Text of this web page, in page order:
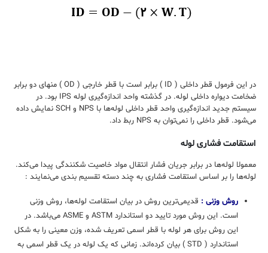
در این فرمول قطر داخلی ( ID ) برابر است با قطر خارجی ( OD ) منهای دو برابر
ضخامت دیواره داخلی لوله. در گذشته واحد اندازه‌گیری لوله IPS بود. در
سیستم جدید اندازه‌گیری واحد قطر داخلی لوله‌ها با NPS و SCH نمایش داده
می‌شود. قطر داخلی را نمی‌توان به NPS ربط داد.
استقامت فشاری لوله
معمولا لوله‌ها در برابر جریان فشار انتقال مواد خاصیت شکنندگی پیدا می‌کند.
لوله‌ها را بر اساس استقامت فشاری به چند دسته تقسیم بندی می‌نمایند :
روش وزنی : قدیمی‌ترین روش در بیان استقامت لوله‌ها، روش وزنی
است. این روش مورد تایید دو استاندارد ASTM و ASME می‌باشد. در
این روش برای هر لوله‌ با قطر اسمی تعریف ‌شده، وزن معینی را به ‌شکل
استاندارد ( STD ) بیان کرده‌اند. زمانی که یک لوله‌ در یک قطر اسمی به